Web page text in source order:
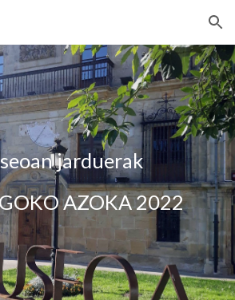
Skip to navigation
jarduerak
AZOKA 2022